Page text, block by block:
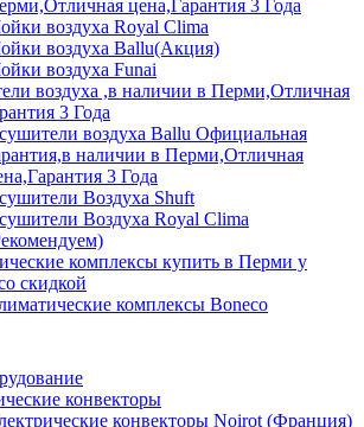
цена,Гарантия 3 Года
воздуха Royal Clima
воздуха Ballu(Акция)
воздуха Funai
воздуха ,в наличии в Перми,Отличная
3 Года
воздуха Ballu Официальная
наличии в Перми,Отличная
3 Года
Воздуха Shuft
Воздуха Royal Clima
комплексы купить в Перми у
скидкой
комплексы Boneсo
конвекторы
конвекторы Noirot (Франция)